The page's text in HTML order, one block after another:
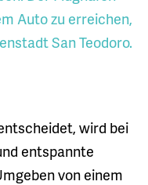
Auto zu erreichen,
San Teodoro.
wird bei
entspannte
von einem